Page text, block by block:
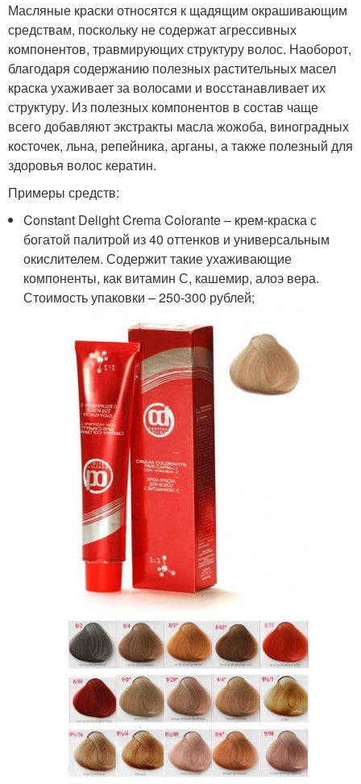
Масляные краски относятся к щадящим окрашивающим
средствам, поскольку не содержат агрессивных
компонентов, травмирующих структуру волос. Наоборот,
благодаря содержанию полезных растительных масел
краска ухаживает за волосами и восстанавливает их
структуру. Из полезных компонентов в состав чаще
всего добавляют экстракты масла жожоба, виноградных
косточек, льна, репейника, арганы, а также полезный для
здоровья волос кератин.
Примеры средств:
Constant Delight Crema Colorante – крем-краска с
богатой палитрой из 40 оттенков и универсальным
окислителем. Содержит такие ухаживающие
компоненты, как витамин С, кашемир, алоэ вера.
Стоимость упаковки – 250-300 рублей;